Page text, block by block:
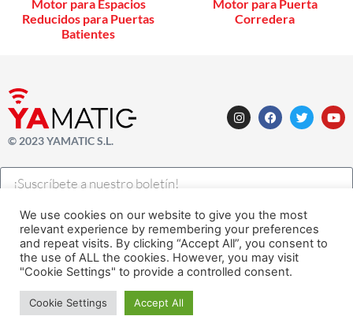
Motor para Espacios
Reducidos para Puertas
Batientes
Motor para Puerta
Corredera
© 2023 YAMATIC S.L.
SUSCRÍBETE AHORA A NUESTRO NEWSLETTER
Legal |Privacidad| Cookies
Desarrollado con
porAlfavila
We use cookies on our website to give you the most
relevant experience by remembering your preferences
and repeat visits. By clicking “Accept All”, you consent to
the use of ALL the cookies. However, you may visit
"Cookie Settings" to provide a controlled consent.
Cookie Settings Accept All
¡Necesitas ayuda?